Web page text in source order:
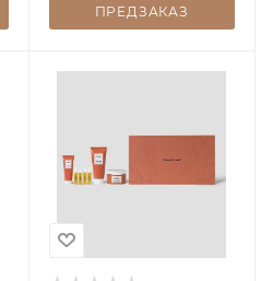
STRATEGIST LIGHT LEG
SPRAY, 150 мл
ПРЕДЗАКАЗ